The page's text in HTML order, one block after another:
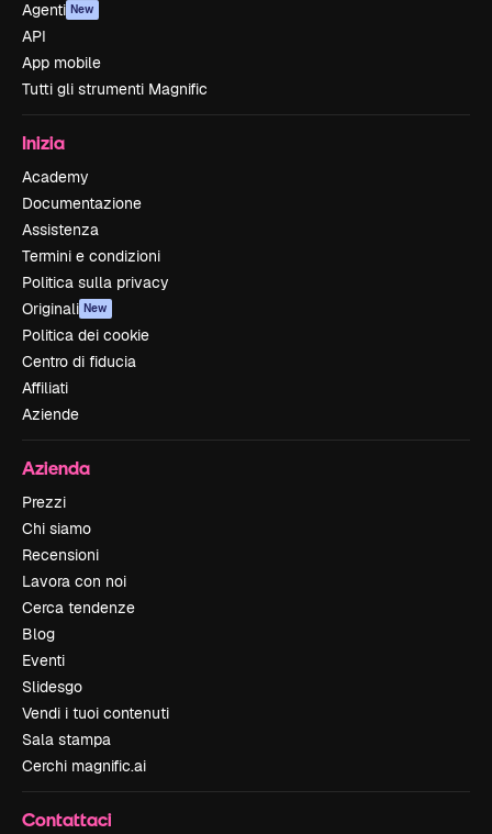
Agenti New
API
App mobile
Tutti gli strumenti Magnific
Inizia
Academy
Documentazione
Assistenza
Termini e condizioni
Politica sulla privacy
Originali New
Politica dei cookie
Centro di fiducia
Affiliati
Aziende
Azienda
Prezzi
Chi siamo
Recensioni
Lavora con noi
Cerca tendenze
Blog
Eventi
Slidesgo
Vendi i tuoi contenuti
Sala stampa
Cerchi magnific.ai
Contattaci